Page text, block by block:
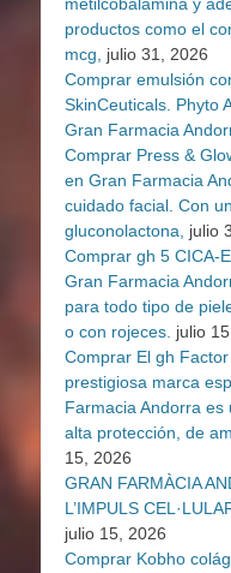
productos como el
mcg,
julio 31, 2026
Comprar emulsión
SkinCeuticals. Phyto
Gran Farmacia
Comprar Press &
en Gran Farmacia
cuidado facial. Con
gluconolactona,
julio
Comprar gh 5 CICA-
Gran Farmacia
para todo tipo de
o con rojeces. julio
Comprar El gh
prestigiosa marca
Farmacia Andorra
alta protección, de
15, 2026
GRAN FARMÀCIA
L’IMPULS
julio 15, 2026
Comprar Kobho